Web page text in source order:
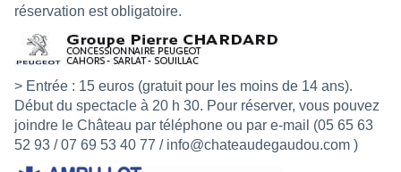
réservation est obligatoire.
> Entrée : 15 euros (gratuit pour les moins de 14 ans).
Début du spectacle à 20 h 30. Pour réserver, vous pouvez
joindre le Château par téléphone ou par e-mail (05 65 63
52 93 / 07 69 53 40 77 / info@chateaudegaudou.com )